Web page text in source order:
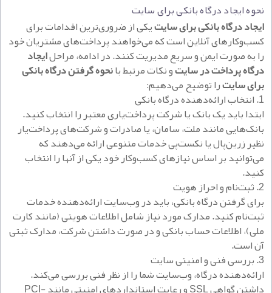
نحوه ایجاد درگاه بانکی برای سایت
ایجاد درگاه بانکی برای سایتیکی از ضروری‌ترین اقدامات برای
کسب‌وکارهای آنلاین است که می‌خواهند پرداخت‌های مشتریان خود
را به صورت ایمن و سریع مدیریت کنند. در ادامه، مراحلایجاد
درگاه پرداخت در سایتو نکات مرتبط بانحوه گرفتن درگاه بانکی
برای سایترا توضیح می‌دهیم:
1. انتخاب ارائه‌دهنده درگاه بانکی
ابتدا باید یک بانک یا شرکت پرداخت‌یاری معتبر را انتخاب کنید.
بانک‌هایی مانند ملت، سامان، یا صادرات و شرکت‌های پرداخت‌یار
نظیر زرین‌پال یا نکست‌پی خدمات متنوعی ارائه می‌دهند که
می‌توانید بر اساس نیازهای کسب‌وکار خود یکی از آنها را انتخاب
کنید.
2. ثبت‌نام و احراز هویت
برای گرفتن درگاه بانکی، باید در وب‌سایت ارائه‌دهنده خدمات
ثبت‌نام کنید. مدارک مورد نیاز شامل اطلاعات هویتی (مانند کارت
ملی)، اطلاعات حساب بانکی و در صورت داشتن شرکت، مدارک ثبتی
آن است.
3. بررسی فنی و امنیتی سایت
ارائه‌دهنده درگاه، وب‌سایت شما را از نظر فنی بررسی می‌کند.